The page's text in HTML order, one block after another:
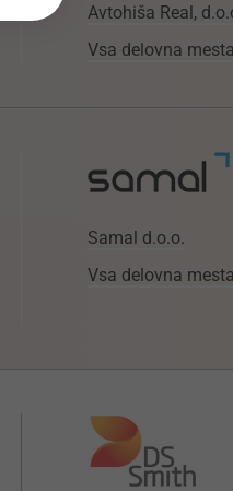
Avtohiša Real,
Vsa delovna mesta
Samal d.o.o.
Vsa delovna mesta